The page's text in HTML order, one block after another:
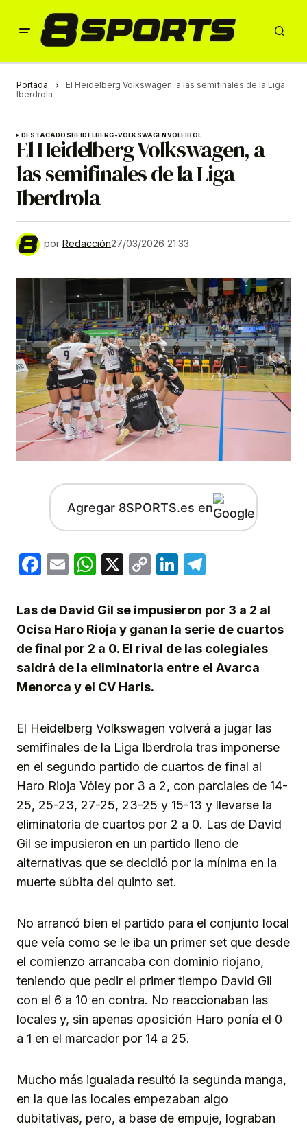
Portada
El Heidelberg Volkswagen, a las semifinales de la Liga
Iberdrola
DESTACADOSHEIDELBERG-VOLKSWAGENVOLEIBOL
El Heidelberg Volkswagen, a
las semifinales de la Liga
Iberdrola
por Redacción27/03/2026 21:33
Agregar 8SPORTS.es en
Facebook
EmailWhatsApp
X
CopyLinkedIn
Las de David Gil se impusieron por 3 a 2 al
Ocisa Haro Rioja y ganan la serie de cuartos
de final por 2 a 0. El rival de las colegiales
saldrá de la eliminatoria entre el Avarca
Menorca y el CV Haris.
El Heidelberg Volkswagen volverá a jugar las
semifinales de la Liga Iberdrola tras imponerse
en el segundo partido de cuartos de final al
Haro Rioja Vóley por 3 a 2, con parciales de 14-
25, 25-23, 27-25, 23-25 y 15-13 y llevarse la
eliminatoria de cuartos por 2 a 0. Las de David
Gil se impusieron en un partido lleno de
alternativas que se decidió por la mínima en la
muerte súbita del quinto set.
No arrancó bien el partido para el conjunto local
que veía como se le iba un primer set que desde
el comienzo arrancaba con dominio riojano,
teniendo que pedir el primer tiempo David Gil
con el 6 a 10 en contra. No reaccionaban las
locales y, sin apenas oposición Haro ponía el 0
a 1 en el marcador por 14 a 25.
Mucho más igualada resultó la segunda manga,
en la que las locales empezaban algo
dubitativas, pero, a base de empuje, lograban